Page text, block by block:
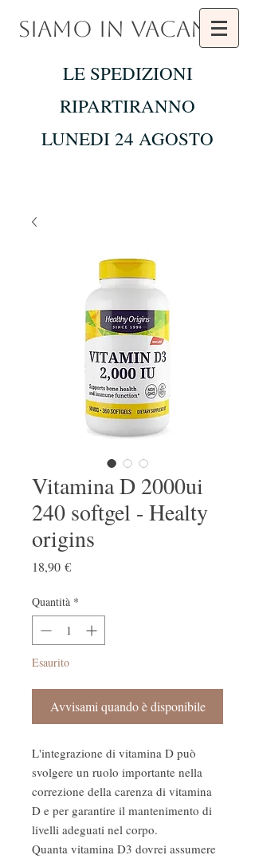
SIAMO IN VACANZA
LE SPEDIZIONI
RIPARTIRANNO
LUNEDI 24 AGOSTO
Vitamina D 2000ui
240 softgel - Healty
origins
18,90 €Prezzo
Quantità *
Esaurito
Avvisami quando è disponibile
L'integrazione di vitamina D può
svolgere un ruolo importante nella
correzione della carenza di vitamina
D e per garantire il mantenimento di
livelli adeguati nel corpo.
Quanta vitamina D3 dovrei assumere